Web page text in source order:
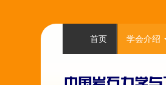
首页 学会介绍